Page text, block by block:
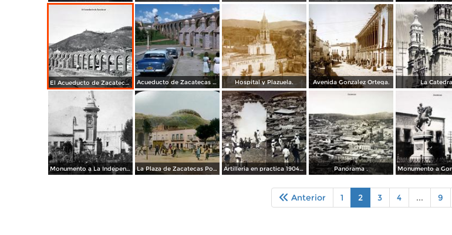
El Acueducto de Zacatecas. Acueducto de Zacatecas (c. 1959) Hospital y Plazuela. Avenida Gonzalez Ortega. La
Monumento a La Independencia. La Plaza de Zacatecas Por El Fotografo Charles B Waite 1906. Artilleria en practica 1904 foto estereoscopica. Panorama .
Anterior 1 2 3 4 ... 9